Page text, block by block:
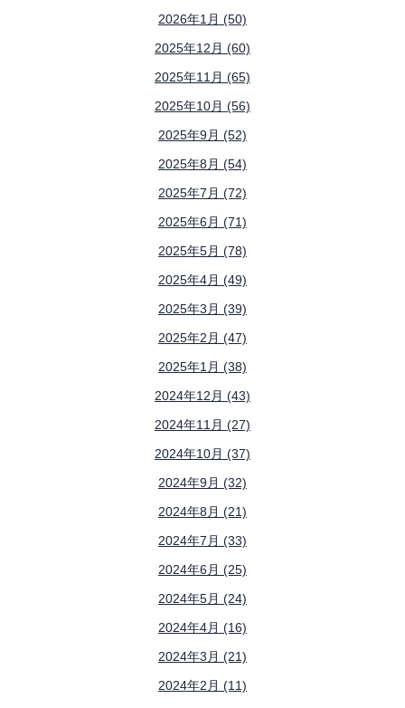
2026年1月 (50)
2025年12月 (60)
2025年11月 (65)
2025年10月 (56)
2025年9月 (52)
2025年8月 (54)
2025年7月 (72)
2025年6月 (71)
2025年5月 (78)
2025年4月 (49)
2025年3月 (39)
2025年2月 (47)
2025年1月 (38)
2024年12月 (43)
2024年11月 (27)
2024年10月 (37)
2024年9月 (32)
2024年8月 (21)
2024年7月 (33)
2024年6月 (25)
2024年5月 (24)
2024年4月 (16)
2024年3月 (21)
2024年2月 (11)